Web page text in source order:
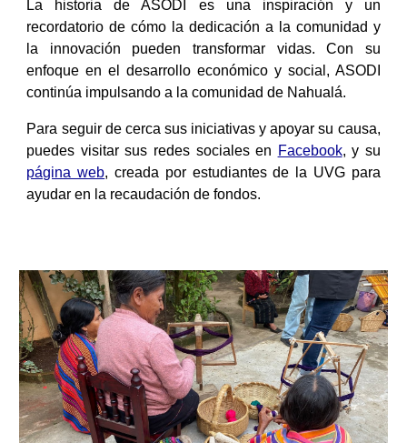
La historia de ASODI es una inspiración y un
recordatorio de cómo la dedicación a la comunidad y
la innovación pueden transformar vidas. Con su
enfoque en el desarrollo económico y social, ASODI
continúa impulsando a la comunidad de Nahualá.
Para seguir de cerca sus iniciativas y apoyar su causa,
puedes visitar sus redes sociales en Facebook, y su
página web, creada por estudiantes de la UVG para
ayudar en la recaudación de fondos.